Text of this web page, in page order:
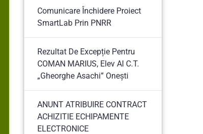
Comunicare Închidere Proiect
SmartLab Prin PNRR
Rezultat De Excepție Pentru
COMAN MARIUS, Elev Al C.T.
„Gheorghe Asachi” Onești
ANUNT ATRIBUIRE CONTRACT
ACHIZITIE ECHIPAMENTE
ELECTRONICE